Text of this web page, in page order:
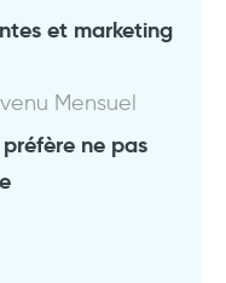
et marketing
Mensuel
ne pas